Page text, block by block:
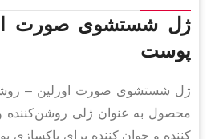
ژل شستشوی صورت
پوست